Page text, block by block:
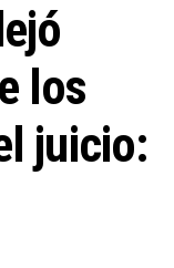
los
juicio: